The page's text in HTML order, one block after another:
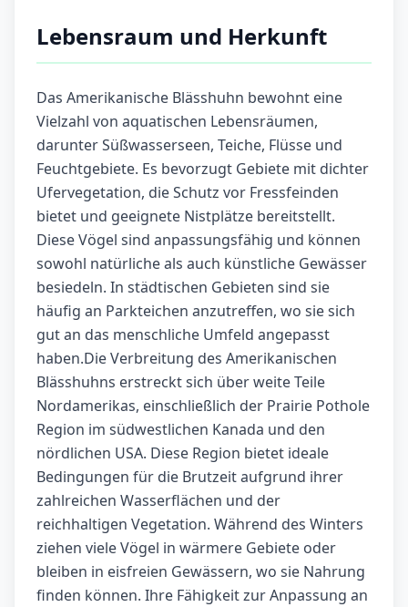
Lebensraum und Herkunft
Das Amerikanische Blässhuhn bewohnt eine
Vielzahl von aquatischen Lebensräumen,
darunter Süßwasserseen, Teiche, Flüsse und
Feuchtgebiete. Es bevorzugt Gebiete mit dichter
Ufervegetation, die Schutz vor Fressfeinden
bietet und geeignete Nistplätze bereitstellt.
Diese Vögel sind anpassungsfähig und können
sowohl natürliche als auch künstliche Gewässer
besiedeln. In städtischen Gebieten sind sie
häufig an Parkteichen anzutreffen, wo sie sich
gut an das menschliche Umfeld angepasst
haben.Die Verbreitung des Amerikanischen
Blässhuhns erstreckt sich über weite Teile
Nordamerikas, einschließlich der Prairie Pothole
Region im südwestlichen Kanada und den
nördlichen USA. Diese Region bietet ideale
Bedingungen für die Brutzeit aufgrund ihrer
zahlreichen Wasserflächen und der
reichhaltigen Vegetation. Während des Winters
ziehen viele Vögel in wärmere Gebiete oder
bleiben in eisfreien Gewässern, wo sie Nahrung
finden können. Ihre Fähigkeit zur Anpassung an